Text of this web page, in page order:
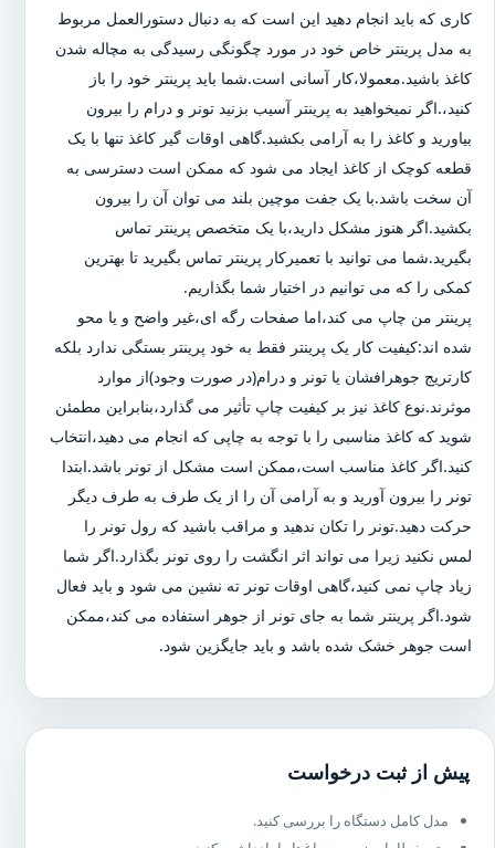
کاری که باید انجام دهید این است که به دنبال دستورالعمل مربوط
به مدل پرینتر خاص خود در مورد چگونگی رسیدگی به مچاله شدن
کاغذ باشید.معمولا،کار آسانی است.شما باید پرینتر خود را باز
کنید،.اگر نمیخواهید به پرینتر آسیب بزنید تونر و درام را بیرون
بیاورید و کاغذ را به آرامی بکشید.گاهی اوقات گیر کاغذ تنها با یک
قطعه کوچک از کاغذ ایجاد می شود که ممکن است دسترسی به
آن سخت باشد.با یک جفت موچین بلند می توان آن را بیرون
بکشید.اگر هنوز مشکل دارید،با یک متخصص پرینتر تماس
بگیرید.شما می توانید با تعمیرکار پرینتر تماس بگیرید تا بهترین
کمکی را که می توانیم در اختیار شما بگذاریم.
پرینتر من چاپ می کند،اما صفحات رگه ای،غیر واضح و یا محو
شده اند:کیفیت کار یک پرینتر فقط به خود پرینتر بستگی ندارد بلکه
کارتریج جوهرافشان یا تونر و درام(در صورت وجود)از موارد
موثرند.نوع کاغذ نیز بر کیفیت چاپ تأثیر می گذارد،بنابراین مطمئن
شوید که کاغذ مناسبی را با توجه به چاپی که انجام می دهید،انتخاب
کنید.اگر کاغذ مناسب است،ممکن است مشکل از تونر باشد.ابتدا
تونر را بیرون آورید و به آرامی آن را از یک طرف به طرف دیگر
حرکت دهید.تونر را تکان ندهید و مراقب باشید که رول تونر را
لمس نکنید زیرا می تواند اثر انگشت را روی تونر بگذارد.اگر شما
زیاد چاپ نمی کنید،گاهی اوقات تونر ته نشین می شود و باید فعال
شود.اگر پرینتر شما به جای تونر از جوهر استفاده می کند،ممکن
است جوهر خشک شده باشد و باید جایگزین شود.
پیش از ثبت درخواست
مدل کامل دستگاه را بررسی کنید.